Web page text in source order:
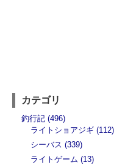
カテゴリ
釣行記 (496)
ライトショアジギ (112)
シーバス (339)
ライトゲーム (13)